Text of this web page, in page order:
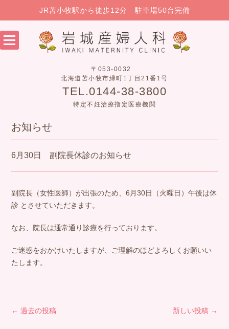
JR苫小牧駅から徒歩12分 駐車場50台完備
〒053-0032
北海道苫小牧市緑町1丁目21番1号
TEL.0144-38-3800
特定不妊治療指定医療機関
お知らせ
6月30日 副院長休診のお知らせ
副院長（女性医師）が出張のため、6月30日（火曜日）午後は休
診 とさせていただきます。
なお、院長は通常通り診療を行っております。
ご迷惑をおかけいたしますが、ご理解のほどよろしくお願いい
たします。
投
← 過去の投稿 新しい投稿 →